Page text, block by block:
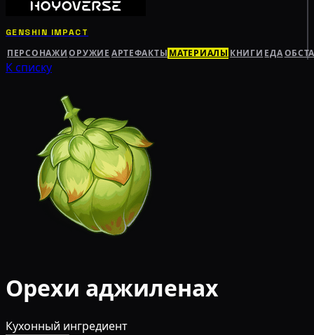
GENSHIN IMPACT
ПЕРСОНАЖИ ОРУЖИЕ АРТЕФАКТЫ МАТЕРИАЛЫ КНИГИ ЕДА
К списку
Орехи аджиленах
Кухонный ингредиент